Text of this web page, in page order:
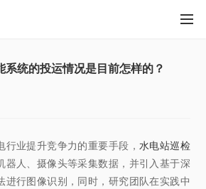
系统的投运情况是目前怎样的？
行业提升竞争力的重要手段， 水电站巡检
器人、摄像头等采集数据，并引入基于深
进行图像识别，同时，研究团队在实践中